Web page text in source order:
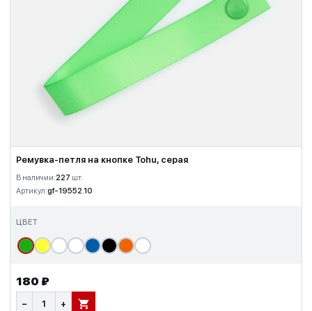
Ремувка-петля на кнопке Tohu, серая
В наличии:227 шт.
Артикул:gf-19552.10
ЦВЕТ
180 ₽
− + В КОРЗИНУ